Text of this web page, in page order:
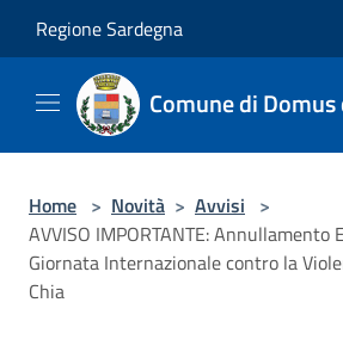
Regione Sardegna
Comune di
Home > Novità > Avvisi >
AVVISO IMPORTANTE: Annullamento
Giornata Internazionale contro la
Chia